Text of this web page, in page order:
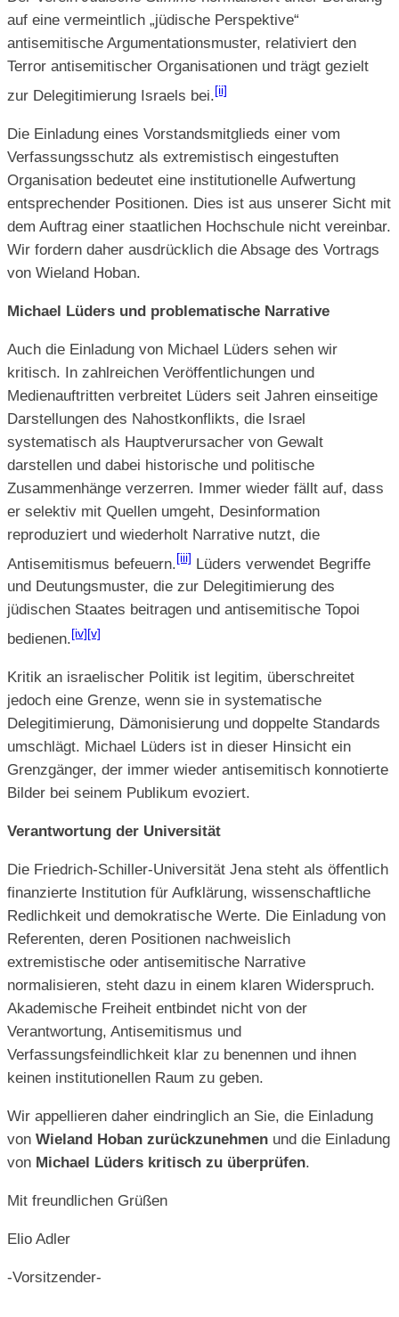
auf eine vermeintlich „jüdische Perspektive“
antisemitische Argumentationsmuster, relativiert den
Terror antisemitischer Organisationen und trägt gezielt
zur Delegitimierung Israels bei.[ii]
Die Einladung eines Vorstandsmitglieds einer vom
Verfassungsschutz als extremistisch eingestuften
Organisation bedeutet eine institutionelle Aufwertung
entsprechender Positionen. Dies ist aus unserer Sicht mit
dem Auftrag einer staatlichen Hochschule nicht vereinbar.
Wir fordern daher ausdrücklich die Absage des Vortrags
von Wieland Hoban.
Michael Lüders und problematische Narrative
Auch die Einladung von Michael Lüders sehen wir
kritisch. In zahlreichen Veröffentlichungen und
Medienauftritten verbreitet Lüders seit Jahren einseitige
Darstellungen des Nahostkonflikts, die Israel
systematisch als Hauptverursacher von Gewalt
darstellen und dabei historische und politische
Zusammenhänge verzerren. Immer wieder fällt auf, dass
er selektiv mit Quellen umgeht, Desinformation
reproduziert und wiederholt Narrative nutzt, die
Antisemitismus befeuern.[iii] Lüders verwendet Begriffe
und Deutungsmuster, die zur Delegitimierung des
jüdischen Staates beitragen und antisemitische Topoi
bedienen.[iv][v]
Kritik an israelischer Politik ist legitim, überschreitet
jedoch eine Grenze, wenn sie in systematische
Delegitimierung, Dämonisierung und doppelte Standards
umschlägt. Michael Lüders ist in dieser Hinsicht ein
Grenzgänger, der immer wieder antisemitisch konnotierte
Bilder bei seinem Publikum evoziert.
Verantwortung der Universität
Die Friedrich-Schiller-Universität Jena steht als öffentlich
finanzierte Institution für Aufklärung, wissenschaftliche
Redlichkeit und demokratische Werte. Die Einladung von
Referenten, deren Positionen nachweislich
extremistische oder antisemitische Narrative
normalisieren, steht dazu in einem klaren Widerspruch.
Akademische Freiheit entbindet nicht von der
Verantwortung, Antisemitismus und
Verfassungsfeindlichkeit klar zu benennen und ihnen
keinen institutionellen Raum zu geben.
Wir appellieren daher eindringlich an Sie, die Einladung
von Wieland Hoban zurückzunehmen und die Einladung
von Michael Lüders kritisch zu überprüfen.
Mit freundlichen Grüßen
Elio Adler
-Vorsitzender-